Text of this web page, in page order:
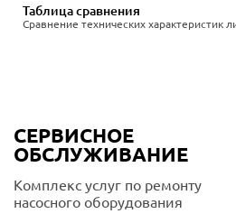
Сравнение технических характеристик
Таблица сравнения
СЕРВИСНОЕ
ОБСЛУЖИВАНИЕ
Комплекс услуг по ремонту
насосного оборудования